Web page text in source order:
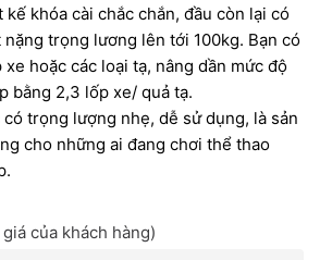
kế khóa cài chắc chắn, đầu còn lại có
trọng lương lên tới 100kg. Bạn có
hoặc các loại tạ, nâng dần mức độ
bằng 2,3 lốp xe/ quả tạ.
có trọng lượng nhẹ, dễ sử dụng, là sản
cho những ai đang chơi thể thao
của khách hàng)